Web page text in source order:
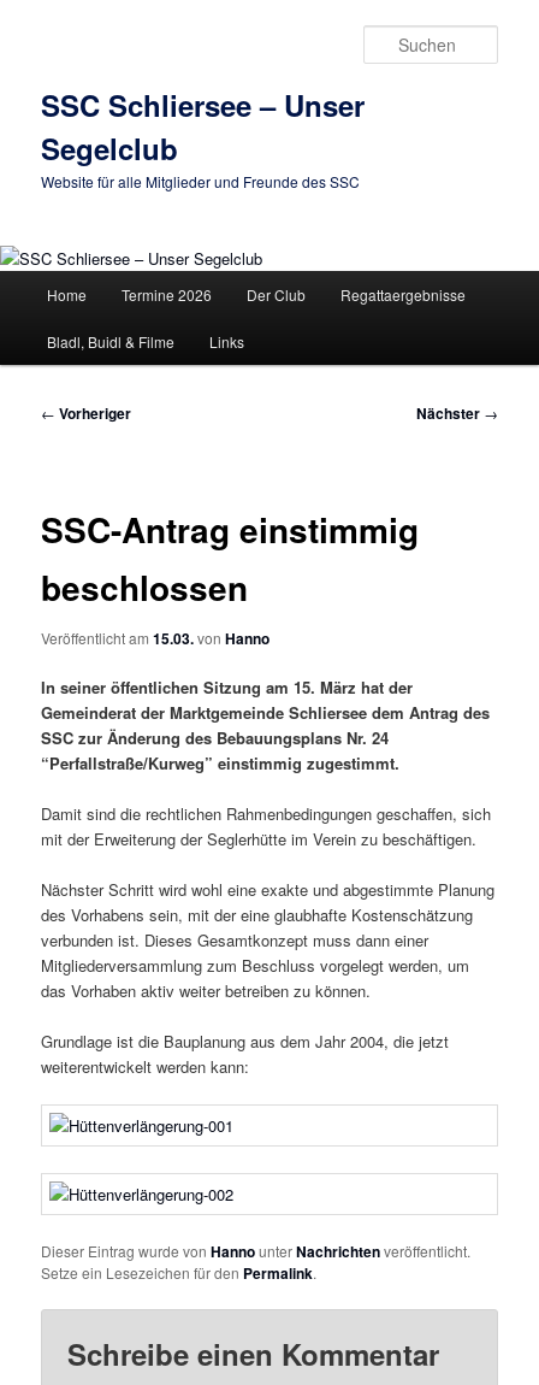
SSC Schliersee – Unser
Segelclub
Website für alle Mitglieder und Freunde des SSC
Home Termine 2026 Der Club Regattaergebnisse
Bladl, Buidl & Filme Links
Beitragsnavigation
← Vorheriger Nächster →
SSC-Antrag einstimmig
beschlossen
Veröffentlicht am15.03.vonHanno
In seiner öffentlichen Sitzung am 15. März hat der
Gemeinderat der Marktgemeinde Schliersee dem Antrag des
SSC zur Änderung des Bebauungsplans Nr. 24
“Perfallstraße/Kurweg” einstimmig zugestimmt.
Damit sind die rechtlichen Rahmenbedingungen geschaffen, sich
mit der Erweiterung der Seglerhütte im Verein zu beschäftigen.
Nächster Schritt wird wohl eine exakte und abgestimmte Planung
des Vorhabens sein, mit der eine glaubhafte Kostenschätzung
verbunden ist. Dieses Gesamtkonzept muss dann einer
Mitgliederversammlung zum Beschluss vorgelegt werden, um
das Vorhaben aktiv weiter betreiben zu können.
Grundlage ist die Bauplanung aus dem Jahr 2004, die jetzt
weiterentwickelt werden kann:
Dieser Eintrag wurde vonHannounterNachrichtenveröffentlicht.
Setze ein Lesezeichen für den Permalink.
Schreibe einen Kommentar